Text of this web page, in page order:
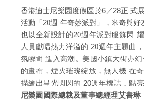
香港迪士尼樂園度假區於6／28正 式
活動「20週 年奇妙派對」，米奇與好
也以全新設計的20週年派對服飾閃
人員獻唱熱力洋溢的 20週年主題曲
氛瞬間 進入高潮。美國小鎮大街亦
的畫布，煙火璀璨綻放，無人機 在
描繪出星光閃閃的 20週年標誌，點亮
尼樂園國際總裁及董事總經理艾書琳